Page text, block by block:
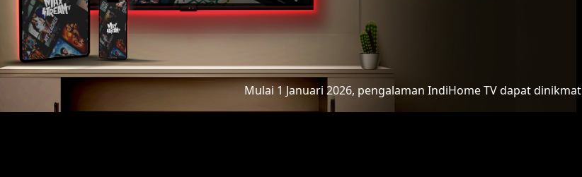
Mulai 1 Januari 2026, pengalaman IndiHome TVdapat